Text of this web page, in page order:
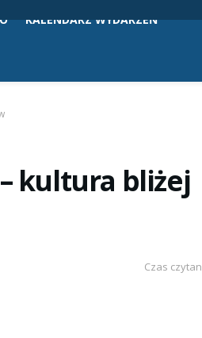
KALENDARZ WYDARZEŃ
kultura bliżej
Czas